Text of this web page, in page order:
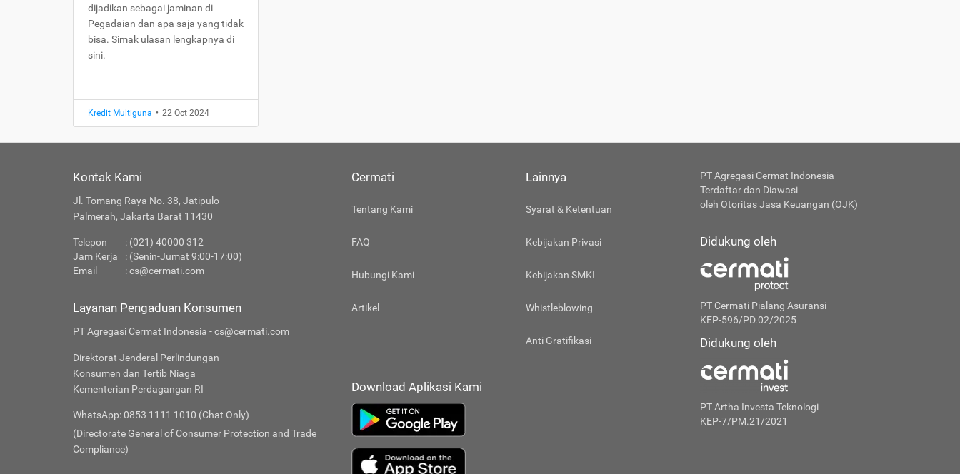
dijadikan sebagai jaminan di
Pegadaian dan apa saja yang tidak
bisa. Simak ulasan lengkapnya di
sini.
Kredit Multiguna • 22 Oct 2024
Kontak Kami
Jl. Tomang Raya No. 38, Jatipulo
Palmerah, Jakarta Barat 11430
Telepon
: (021) 40000 312
Jam Kerja
: (Senin-Jumat 9:00-17:00)
Email
:cs@cermati.com
Layanan Pengaduan Konsumen
PT Agregasi Cermat Indonesia - cs@cermati.com
Direktorat Jenderal Perlindungan
Konsumen dan Tertib Niaga
Kementerian Perdagangan RI
WhatsApp: 0853 1111 1010 (Chat Only)
(Directorate General of Consumer Protection and Trade
Compliance)
Cermati
Tentang Kami
FAQ
Hubungi Kami
Artikel
Lainnya
Syarat & Ketentuan
Kebijakan Privasi
Kebijakan SMKI
Whistleblowing
Anti Gratifikasi
Download Aplikasi Kami
PT Agregasi Cermat Indonesia
Terdaftar dan Diawasi
oleh Otoritas Jasa Keuangan (OJK)
Didukung oleh
PT Cermati Pialang Asuransi
KEP-596/PD.02/2025
Didukung oleh
PT Artha Investa Teknologi
KEP-7/PM.21/2021